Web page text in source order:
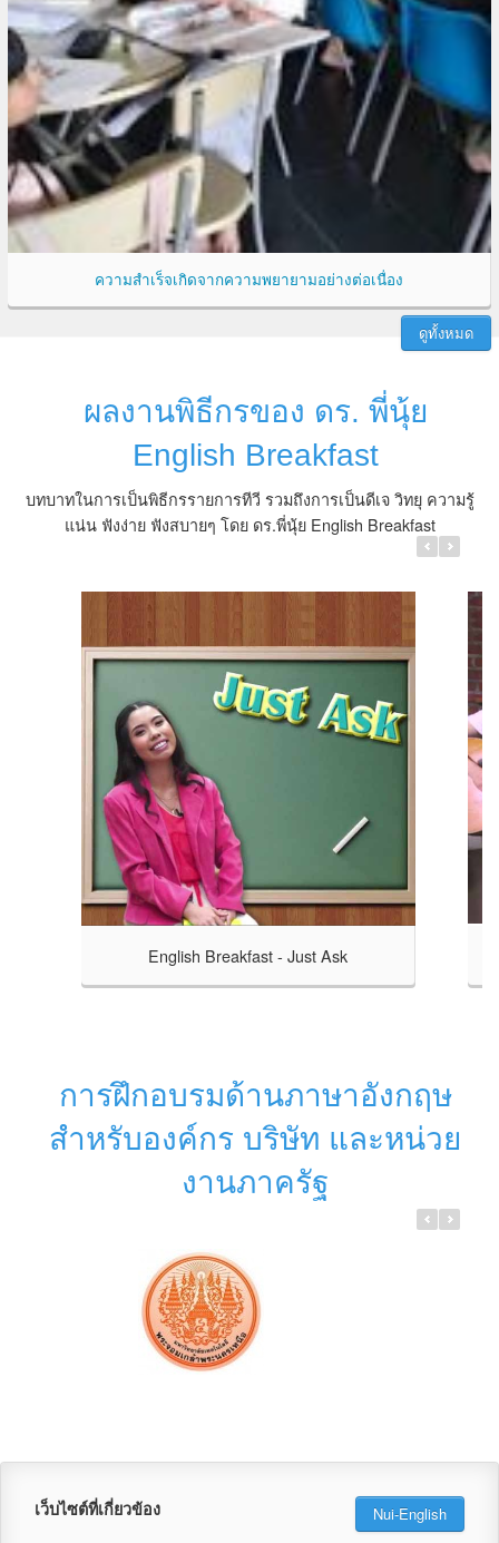
ความสำเร็จเกิดจากความพยายามอย่างต่อเนื่อง
ดูทั้งหมด
ผลงานพิธีกรของ ดร. พี่นุ้ย
English Breakfast
บทบาทในการเป็นพิธีกรรายการทีวี รวมถึงการเป็นดีเจ วิทยุ ความรู้
แน่น ฟังง่าย ฟังสบายๆ โดย ดร.พี่นุ้ย English Breakfast
English Breakfast - Just Ask
Thai songs ร้อง English
Thai Songs ร้อง English ดร.พี่นุ้ย English
Breakfast นำเพลงไทยมาแปลเป็นอังกฤษแล้วร้อง
เล่น แปลให้เราฟัง
การฝึกอบรมด้านภาษาอังกฤษ
สำหรับองค์กร บริษัท และหน่วย
งานภาครัฐ
Nui-English
เว็บไซต์ที่เกี่ยวข้อง